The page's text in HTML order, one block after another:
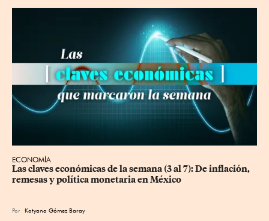
ECONOMÍA
Las claves económicas de la semana (3 al 7): De inflación,
remesas y política monetaria en México
Por Katyana Gómez Baray